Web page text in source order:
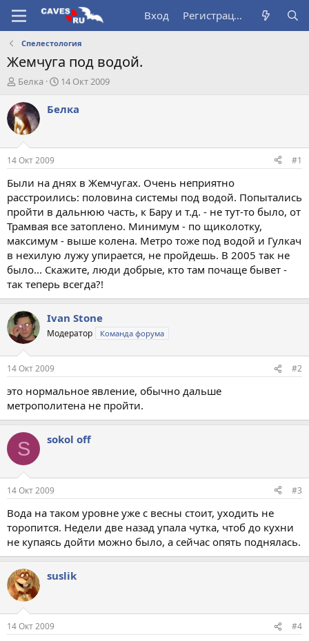
Вход Регистрация
Спелестология
Жемчуга под водой.
А
т
о
р
т
е
м
ы
Белка
Д
т
а
л
14 Окт 2009
Белка
14 Окт 2009 #1
Были на днях в Жемчугах. Очень неприятно
расстроились: половина системы под водой. Попытались
пройти в дальнюю часть, к Бару и т.д. - не тут-то было, от
Трамвая все затоплено. Минимум - по щиколотку,
максимум - выше колена. Метро тоже под водой и Гулкач
в нехилую лужу упирается, не пройдешь. В 2005 так не
было... Скажите, люди добрые, кто там почаще бывет -
так теперь всегда?!
Ivan Stone
Модератор Команда форума
14 Окт 2009 #2
это нормальное явление, обычно дальше
метрополитена не пройти.
S sokol off
14 Окт 2009 #3
Вода на таком уровне уже с весны стоит, уходить не
торопится. Недели две назад упала чутка, чтоб до кухни
не купаясь дойти можно было, а сейчас опять поднялась.
suslik
14 Окт 2009 #4